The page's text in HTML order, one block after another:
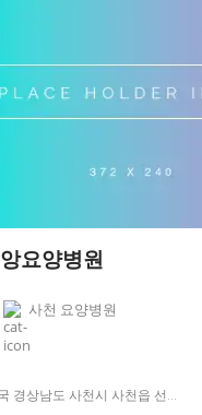
요양병원
사천 요양병원
상남도 사천시 사천읍 선인리 313-1